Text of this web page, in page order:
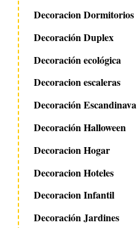
Decoracion Dormitorios
Decoración Duplex
Decoración ecológica
Decoracion escaleras
Decoración Escandinava
Decoración Halloween
Decoracion Hogar
Decoracion Hoteles
Decoracion Infantil
Decoración Jardines